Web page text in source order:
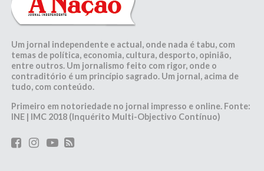
Um jornal independente e actual, onde nada é tabu, com
temas de política, economia, cultura, desporto, opinião,
entre outros. Um jornalismo feito com rigor, onde o
contraditório é um princípio sagrado. Um jornal, acima de
tudo, com conteúdo.
Primeiro em notoriedade no jornal impresso e online. Fonte:
INE | IMC 2018 (Inquérito Multi-Objectivo Contínuo)